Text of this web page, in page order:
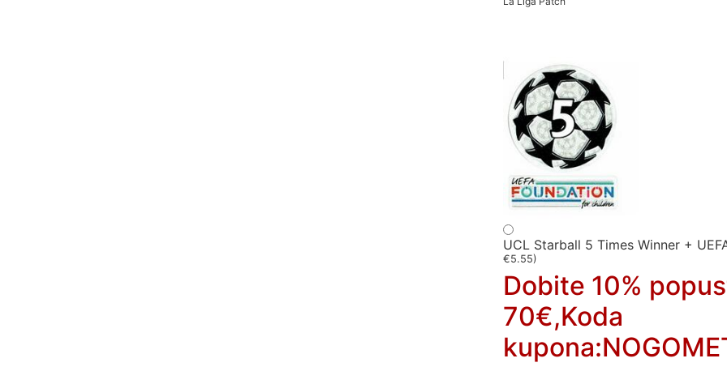
UCL Starball 5 Times Winner +
€5.55)
Dobite 10%
70€,Koda